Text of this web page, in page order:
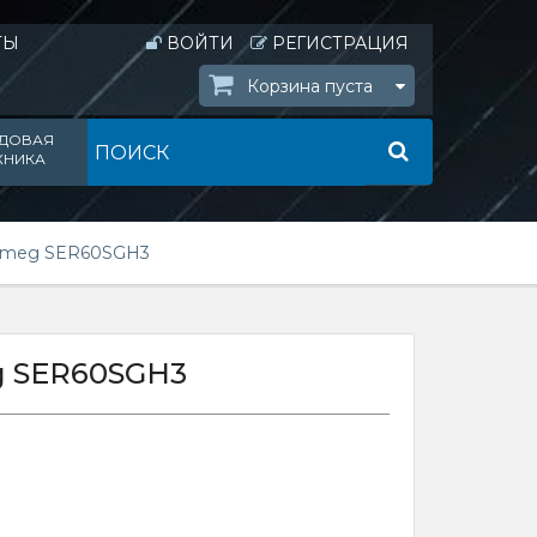
ВОЙТИ
РЕГИСТРАЦИЯ
Корзина пуста
SER60SGH3